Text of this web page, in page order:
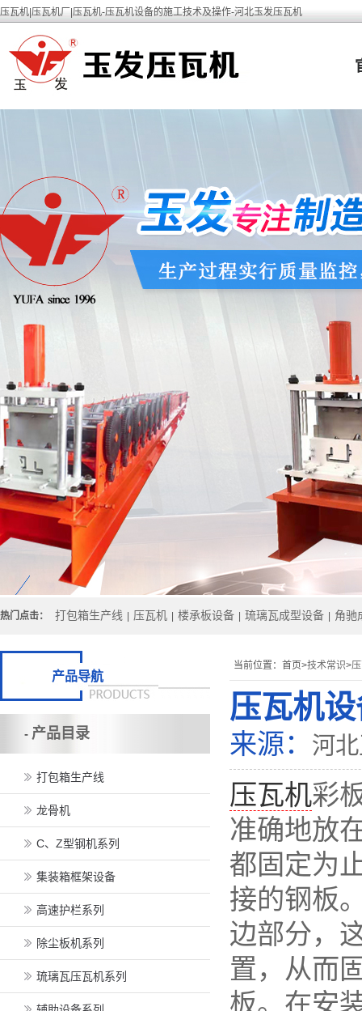
压瓦机|压瓦机厂|压瓦机-压瓦机设备的施工技术及操作-河北玉发压瓦机
热门点击： 打包箱生产线 压瓦机 楼承板设备 琉璃瓦成型设备 角驰
当前位置： 首页>技术常识>
压瓦机
来源： 河
压瓦机彩
准确地放
都固定为
接的钢板
边部分，
置，从而
板。在安
产品导航
- 产品目录
打包箱生产线
龙骨机
C、Z型钢机系列
集装箱框架设备
高速护栏系列
除尘板机系列
琉璃瓦压瓦机系列